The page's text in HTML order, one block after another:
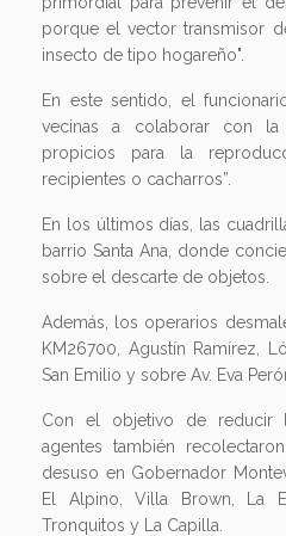
porque el vector transmisor
insecto de tipo hogareño".
En este sentido, el
vecinas a colaborar con la
propicios para la
recipientes o cacharros”.
En los últimos días, las
barrio Santa Ana, donde
sobre el descarte de objetos.
Además, los operarios
KM26700, Agustín Ramírez,
San Emilio y sobre Av. Eva
Con el objetivo de reducir
agentes también
desuso en Gobernador
El Alpino, Villa Brown, La
Tronquitos y La Capilla.